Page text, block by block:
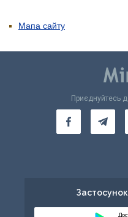
Мапа сайту
Приєднуйтесь